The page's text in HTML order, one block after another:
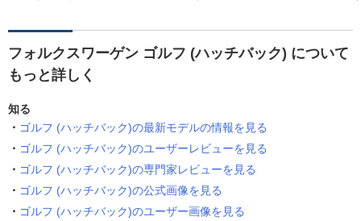
フォルクスワーゲン ゴルフ (ハッチバック) について
もっと詳しく
知る
ゴルフ (ハッチバック)の最新モデルの情報を見る
ゴルフ (ハッチバック)のユーザーレビューを見る
ゴルフ (ハッチバック)の専門家レビューを見る
ゴルフ (ハッチバック)の公式画像を見る
ゴルフ (ハッチバック)のユーザー画像を見る